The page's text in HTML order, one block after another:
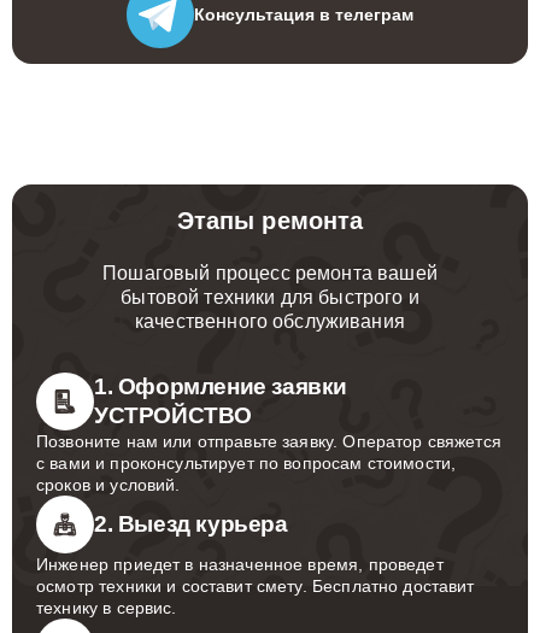
Консультация в телеграм
Этапы ремонта
Пошаговый процесс ремонта вашей
бытовой техники для быстрого и
качественного обслуживания
1. Оформление заявки
УСТРОЙСТВО
Позвоните нам или отправьте заявку. Оператор свяжется
с вами и проконсультирует по вопросам стоимости,
сроков и условий.
2. Выезд курьера
Инженер приедет в назначенное время, проведет
осмотр техники и составит смету. Бесплатно доставит
технику в сервис.